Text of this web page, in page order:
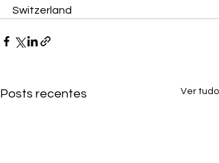
Switzerland
Posts recentes Ver tudo